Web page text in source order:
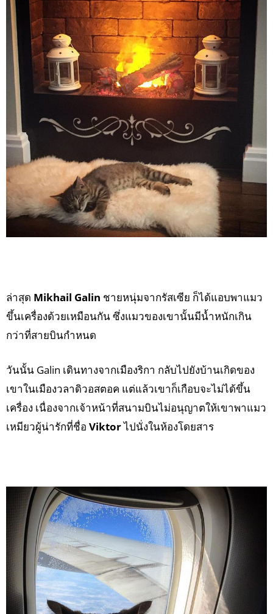
ล่าสุด Mikhail Galin ชายหนุ่มจากรัสเซีย ก็ได้แอบพาแมว
ขึ้นเครื่องด้วยเหมือนกัน ซึ่งแมวของเขานั้นมีน้ำหนักเกิน
กว่าที่สายบินกำหนด
วันนั้น Galin เดินทางจากเมืองริกา กลับไปยังบ้านเกิดของ
เขาในเมืองวลาดิวอสตอค แต่แล้วเขาก็เกือบจะไม่ได้ขึ้น
เครื่อง เนื่องจากเจ้าหน้าที่สนามบินไม่อนุญาตให้เขาพาแมว
เหมียวผู้น่ารักที่ชื่อ Viktorไปนั่งในห้องโดยสาร